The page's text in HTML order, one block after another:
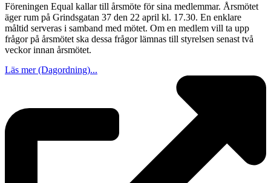
Föreningen Equal kallar till årsmöte för sina medlemmar. Årsmötet
äger rum på Grindsgatan 37 den 22 april kl. 17.30. En enklare
måltid serveras i samband med mötet. Om en medlem vill ta upp
frågor på årsmötet ska dessa frågor lämnas till styrelsen senast två
veckor innan årsmötet.
Läs mer (Dagordning)...